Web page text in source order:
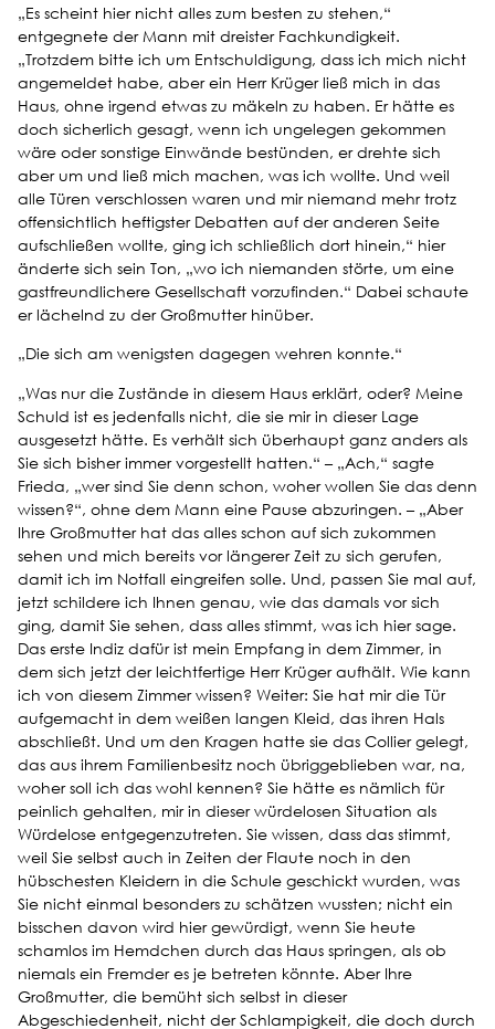
„Es scheint hier nicht alles zum besten zu stehen,“
entgegnete der Mann mit dreister Fachkundigkeit.
„Trotzdem bitte ich um Entschuldigung, dass ich mich nicht
angemeldet habe, aber ein Herr Krüger ließ mich in das
Haus, ohne irgend etwas zu mäkeln zu haben. Er hätte es
doch sicherlich gesagt, wenn ich ungelegen gekommen
wäre oder sonstige Einwände bestünden, er drehte sich
aber um und ließ mich machen, was ich wollte. Und weil
alle Türen verschlossen waren und mir niemand mehr trotz
offensichtlich heftigster Debatten auf der anderen Seite
aufschließen wollte, ging ich schließlich dort hinein,“ hier
änderte sich sein Ton, „wo ich niemanden störte, um eine
gastfreundlichere Gesellschaft vorzufinden.“ Dabei schaute
er lächelnd zu der Großmutter hinüber.
„Die sich am wenigsten dagegen wehren konnte.“
„Was nur die Zustände in diesem Haus erklärt, oder? Meine
Schuld ist es jedenfalls nicht, die sie mir in dieser Lage
ausgesetzt hätte. Es verhält sich überhaupt ganz anders als
Sie sich bisher immer vorgestellt hatten.“ – „Ach,“ sagte
Frieda, „wer sind Sie denn schon, woher wollen Sie das denn
wissen?“, ohne dem Mann eine Pause abzuringen. – „Aber
Ihre Großmutter hat das alles schon auf sich zukommen
sehen und mich bereits vor längerer Zeit zu sich gerufen,
damit ich im Notfall eingreifen solle. Und, passen Sie mal auf,
jetzt schildere ich Ihnen genau, wie das damals vor sich
ging, damit Sie sehen, dass alles stimmt, was ich hier sage.
Das erste Indiz dafür ist mein Empfang in dem Zimmer, in
dem sich jetzt der leichtfertige Herr Krüger aufhält. Wie kann
ich von diesem Zimmer wissen? Weiter: Sie hat mir die Tür
aufgemacht in dem weißen langen Kleid, das ihren Hals
abschließt. Und um den Kragen hatte sie das Collier gelegt,
das aus ihrem Familienbesitz noch übriggeblieben war, na,
woher soll ich das wohl kennen? Sie hätte es nämlich für
peinlich gehalten, mir in dieser würdelosen Situation als
Würdelose entgegenzutreten. Sie wissen, dass das stimmt,
weil Sie selbst auch in Zeiten der Flaute noch in den
hübschesten Kleidern in die Schule geschickt wurden, was
Sie nicht einmal besonders zu schätzen wussten; nicht ein
bisschen davon wird hier gewürdigt, wenn Sie heute
schamlos im Hemdchen durch das Haus springen, als ob
niemals ein Fremder es je betreten könnte. Aber Ihre
Großmutter, die bemüht sich selbst in dieser
Abgeschiedenheit, nicht der Schlampigkeit, die doch durch